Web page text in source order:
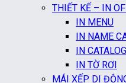
THIẾT KẾ – IN
IN MENU
IN NAME
IN
IN TỜ RƠI
MÁI XẾP DI